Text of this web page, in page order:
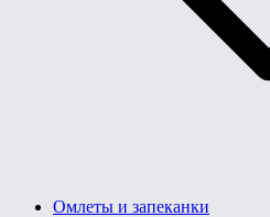
Омлеты и запеканки